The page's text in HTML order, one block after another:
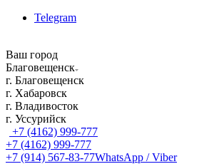
Telegram
Ваш город
Благовещенск
г. Благовещенск
г. Хабаровск
г. Владивосток
г. Уссурийск
+7 (4162) 999-777
+7 (4162) 999-777
+7 (914) 567-83-77WhatsApp / Viber